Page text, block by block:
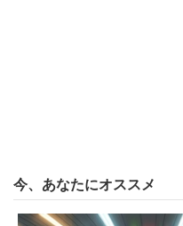
今、あなたにオススメ